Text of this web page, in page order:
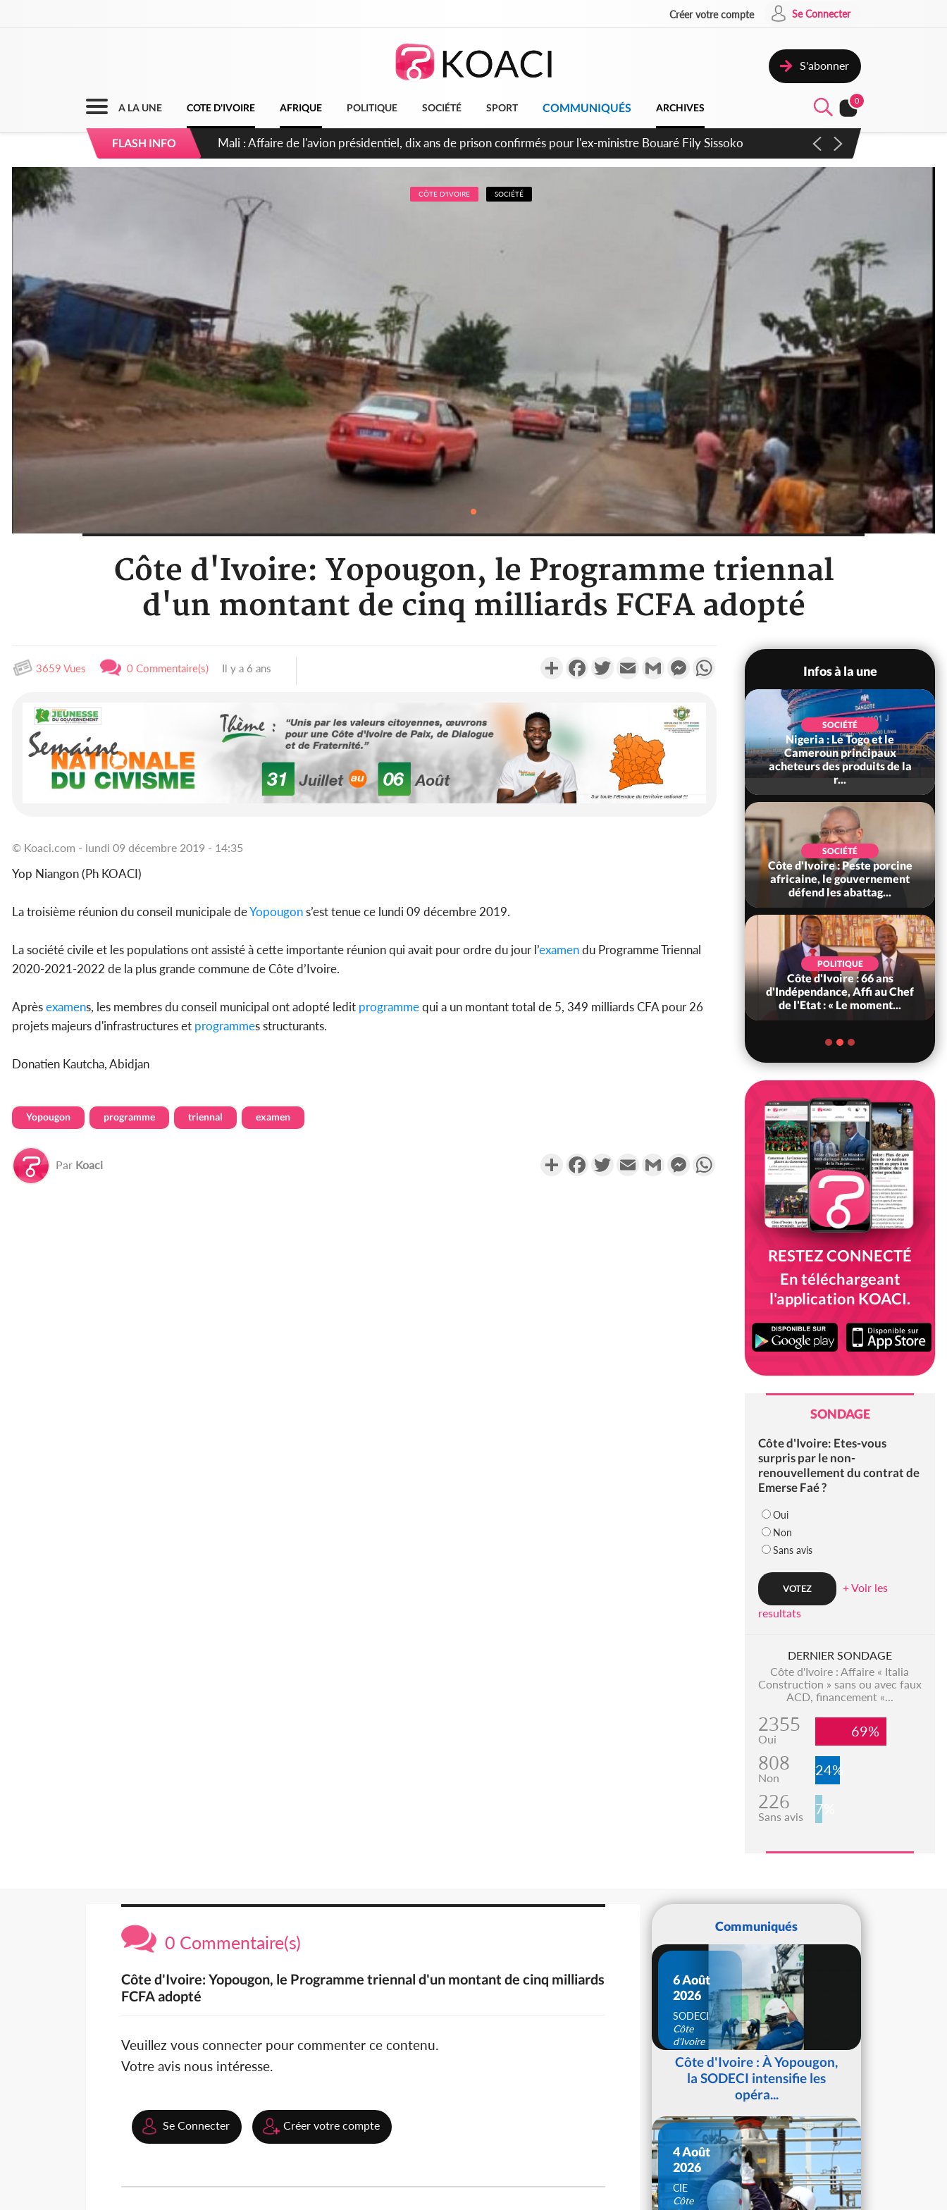
Créer votre compte Se Connecter
S'abonner
A LA UNE COTE D'IVOIRE AFRIQUE POLITIQUE SOCIÉTÉ SPORT COMMUNIQUÉS ARCHIVES
0
FLASH INFO Nigeria : Le Togo et le Cameroun principaux acheteurs des produits de la raffinerie Dangote en juillet
CÔTE D'IVOIRE SOCIÉTÉ
Côte d'Ivoire: Yopougon, le Programme triennal
d'un montant de cinq milliards FCFA adopté
3659 Vues 0 Commentaire(s) Il y a 6 ans PartagerFacebookTwitterEmail Gmail MessengerWhatsApp
© Koaci.com - lundi 09 décembre 2019 - 14:35
Yop Niangon (Ph KOACI)
La troisième réunion du conseil municipale deYopougons’est tenue ce lundi 09 décembre 2019.
La société civile et les populations ont assisté à cette importante réunion qui avait pour ordre du jour l’examendu Programme Triennal
2020-2021-2022 de la plus grande commune de Côte d’Ivoire.
Aprèsexamens, les membres du conseil municipal ont adopté ledit programmequi a un montant total de 5, 349 milliards CFA pour 26
projets majeurs d'infrastructures et programmes structurants.
Donatien Kautcha, Abidjan
Yopougon programme triennal examen
Par Koaci PartagerFacebookTwitterEmail Gmail MessengerWhatsApp
Infos à la une
SOCIÉTÉ
Côte d'Ivoire : Kossandji sous
le choc, trois morts après une
nuit de viole...
soldes du 10 au 31 août 2...
SOCIÉTÉ
Nigeria : Le Togo et le
Cameroun principaux
acheteurs des produits de la
r...
SOCIÉTÉ
Côte d'Ivoire : Peste porcine
africaine, le gouvernement
défend les abattag...
POLITIQUE
Côte d'Ivoire : 66 ans
d'Indépendance, Affi au Chef
de l'Etat : « Le moment...
RESTEZ CONNECTÉ
En téléchargeant
l'application KOACI.
SONDAGE
Côte d'Ivoire: Etes-vous
surpris par le non-
renouvellement du contrat de
Emerse Faé ?
Oui
Non
Sans avis
+ Voir les
resultats
DERNIER SONDAGE
Côte d'Ivoire : Affaire « Italia
Construction » sans ou avec faux
ACD, financement «...
2355
Oui 69%
808
Non 24%
226
Sans avis 7%
0 Commentaire(s)
Côte d'Ivoire: Yopougon, le Programme triennal d'un montant de cinq milliards
FCFA adopté
Veuillez vous connecter pour commenter ce contenu.
Votre avis nous intéresse.
Se Connecter Créer votre compte
Communiqués
6 Août
2026
SODECI
Côte
d'Ivoire
Côte d'Ivoire : À Yopougon,
la SODECI intensifie les
opéra...
4 Août
2026
CIE
Côte